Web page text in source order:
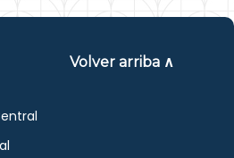
Volver arriba ∧